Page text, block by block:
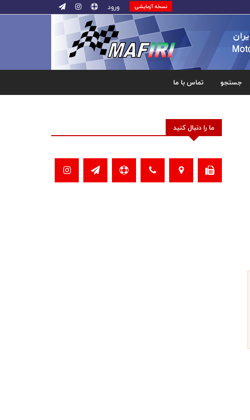
نسخه آزمایشی ورود
جستجو تماس با ما
ما را دنبال کنید